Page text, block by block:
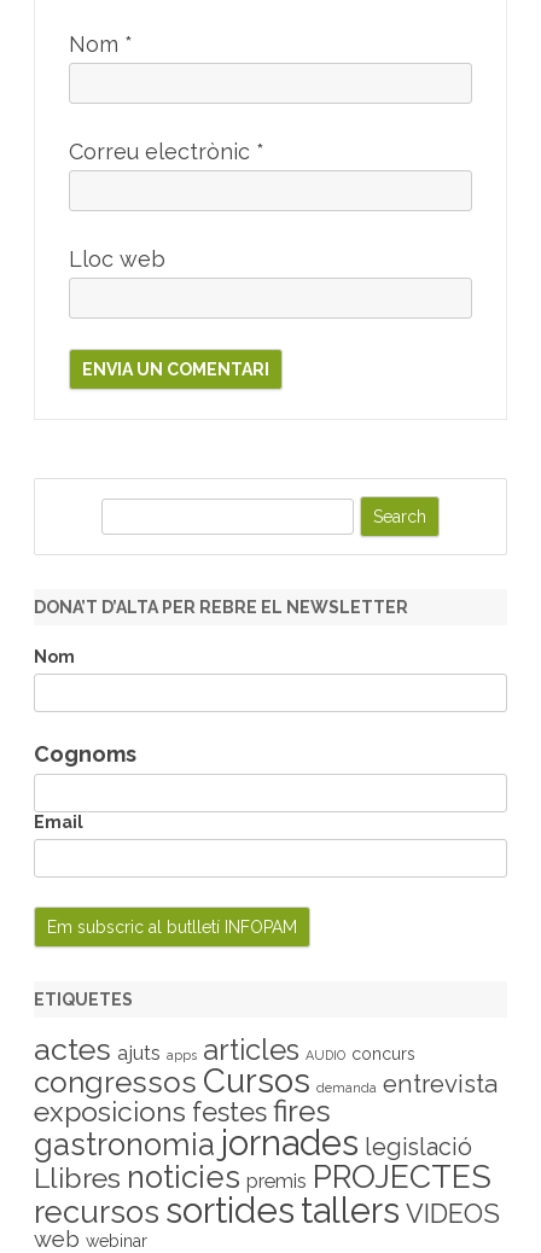
Nom *
Correu electrònic *
Lloc web
r
h
DONA’T D’ALTA PER REBRE EL NEWSLETTER
Nom
Cognoms
Email
ETIQUETES
actes ajuts apps articles AUDIO concurs
congressos Cursos demanda entrevista
exposicions festesfires
gastronomia jornades legislació
Llibres noticies premis PROJECTES
recursos sortides tallers VIDEOS
web webinar